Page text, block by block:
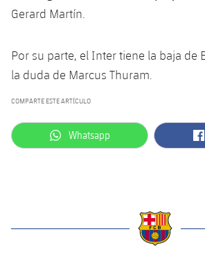
Gerard Martín.
Por su parte, el Inter tiene la baja de
la duda de Marcus Thuram.
COMPARTE ESTE ARTÍCULO
label.aria.whatsapp
Whatsapp